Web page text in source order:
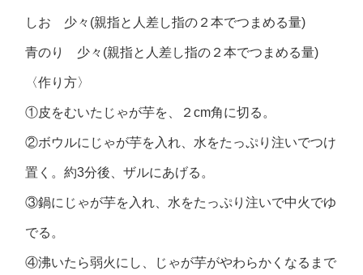
しお 少々(親指と人差し指の２本でつまめる量)
青のり 少々(親指と人差し指の２本でつまめる量)
〈作り方〉
①皮をむいたじゃが芋を、２cm角に切る。
②ボウルにじゃが芋を入れ、水をたっぷり注いでつけ
置く。約3分後、ザルにあげる。
③鍋にじゃが芋を入れ、水をたっぷり注いで中火でゆ
でる。
④沸いたら弱火にし、じゃが芋がやわらかくなるまで